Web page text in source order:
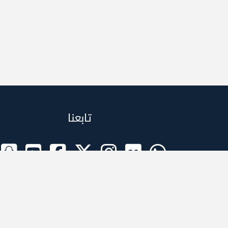
تابعنا